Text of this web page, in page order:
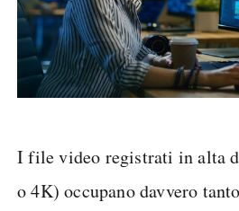
I file video registrati in alta
o 4K) occupano davvero